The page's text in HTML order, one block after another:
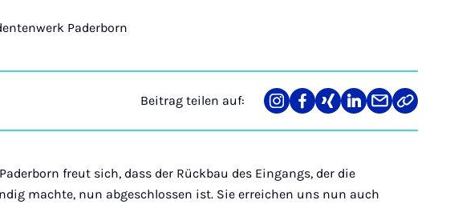
Paderborn
Beitrag teilen auf:
Teilen
auf
Teilen
auf
Teilen
auf
Teilen
auf
Teilen
über
Link
kopieren
freut sich, dass der Rückbau des Eingangs, der die
machte, nun abgeschlossen ist. Sie erreichen uns nun auch